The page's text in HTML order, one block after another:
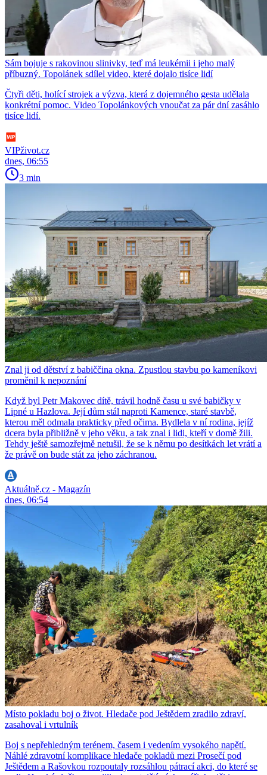
Sám bojuje s rakovinou slinivky, teď má leukémii i jeho malý
příbuzný. Topolánek sdílel video, které dojalo tisíce lidí
Čtyři děti, holící strojek a výzva, která z dojemného gesta udělala
konkrétní pomoc. Video Topolánkových vnoučat za pár dní zasáhlo
tisíce lidí.
VIPživot.cz
dnes, 06:55
3 min
Znal ji od dětství z babiččina okna. Zpustlou stavbu po kameníkovi
proměnil k nepoznání
Když byl Petr Makovec dítě, trávil hodně času u své babičky v
Lipné u Hazlova. Její dům stál naproti Kamence, staré stavbě,
kterou měl odmala prakticky před očima. Bydlela v ní rodina, jejíž
dcera byla přibližně v jeho věku, a tak znal i lidi, kteří v domě žili.
Tehdy ještě samozřejmě netušil, že se k němu po desítkách let vrátí a
že právě on bude stát za jeho záchranou.
Aktuálně.cz - Magazín
dnes, 06:54
Místo pokladu boj o život. Hledače pod Ještědem zradilo zdraví,
zasahoval i vrtulník
Boj s nepřehledným terénem, časem i vedením vysokého napětí.
Náhlé zdravotní komplikace hledače pokladů mezi Prosečí pod
Ještědem a Rašovkou rozpoutaly rozsáhlou pátrací akci, do které se